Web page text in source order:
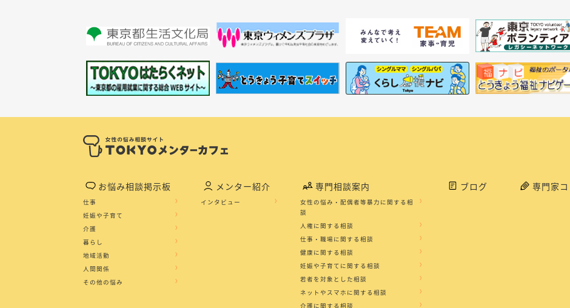
お悩み相談掲示板
仕事
妊娠や子育て
介護
暮らし
地域活動
人間関係
その他の悩み
メンター紹介
インタビュー
専門相談案内
女性の悩み・配偶者等暴力に関する相
談
人権に関する相談
仕事・職場に関する相談
健康に関する相談
妊娠や子育てに関する相談
若者を対象とした相談
ネットやスマホに関する相談
介護に関する相談
ブログ 専門家